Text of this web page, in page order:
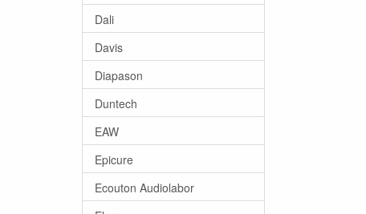
Dali
Davis
Diapason
Duntech
EAW
Epicure
Ecouton Audiolabor